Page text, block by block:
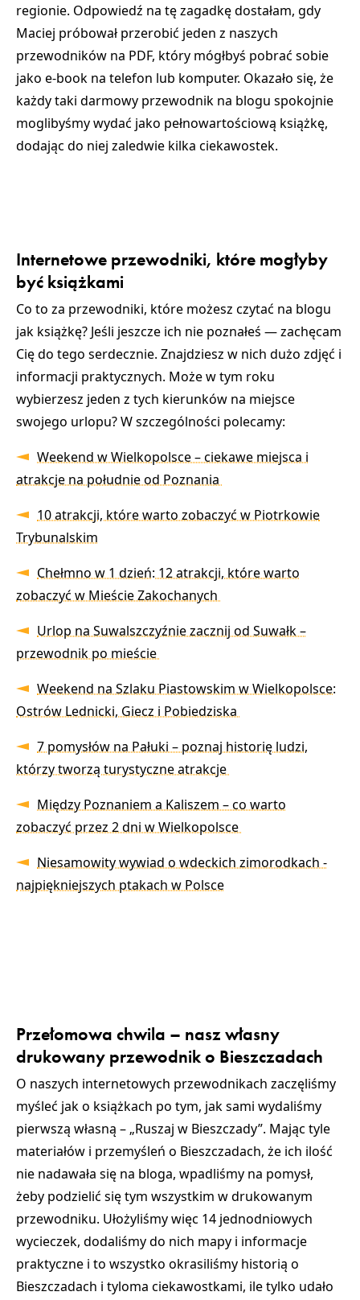
regionie. Odpowiedź na tę zagadkę dostałam, gdy
Maciej próbował przerobić jeden z naszych
przewodników na PDF, który mógłbyś pobrać sobie
jako e-book na telefon lub komputer. Okazało się, że
każdy taki darmowy przewodnik na blogu spokojnie
moglibyśmy wydać jako pełnowartościową książkę,
dodając do niej zaledwie kilka ciekawostek.
Internetowe przewodniki, które mogłyby
być książkami
Co to za przewodniki, które możesz czytać na blogu
jak książkę? Jeśli jeszcze ich nie poznałeś — zachęcam
Cię do tego serdecznie. Znajdziesz w nich dużo zdjęć i
informacji praktycznych. Może w tym roku
wybierzesz jeden z tych kierunków na miejsce
swojego urlopu? W szczególności polecamy:
Weekend w Wielkopolsce – ciekawe miejsca i
atrakcje na południe od Poznania
10 atrakcji, które warto zobaczyć w Piotrkowie
Trybunalskim
Chełmno w 1 dzień: 12 atrakcji, które warto
zobaczyć w Mieście Zakochanych
Urlop na Suwalszczyźnie zacznij od Suwałk –
przewodnik po mieście
Weekend na Szlaku Piastowskim w Wielkopolsce:
Ostrów Lednicki, Giecz i Pobiedziska
7 pomysłów na Pałuki – poznaj historię ludzi,
którzy tworzą turystyczne atrakcje
Między Poznaniem a Kaliszem – co warto
zobaczyć przez 2 dni w Wielkopolsce
Niesamowity wywiad o wdeckich zimorodkach -
najpiękniejszych ptakach w Polsce
Przełomowa chwila – nasz własny
drukowany przewodnik o Bieszczadach
O naszych internetowych przewodnikach zaczęliśmy
myśleć jak o książkach po tym, jak sami wydaliśmy
pierwszą własną – „Ruszaj w Bieszczady”. Mając tyle
materiałów i przemyśleń o Bieszczadach, że ich ilość
nie nadawała się na bloga, wpadliśmy na pomysł,
żeby podzielić się tym wszystkim w drukowanym
przewodniku. Ułożyliśmy więc 14 jednodniowych
wycieczek, dodaliśmy do nich mapy i informacje
praktyczne i to wszystko okrasiliśmy historią o
Bieszczadach i tyloma ciekawostkami, ile tylko udało